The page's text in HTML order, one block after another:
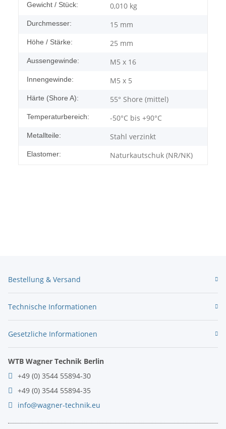
Gewicht / Stück: 0,010 kg
Durchmesser: 15 mm
Höhe / Stärke: 25 mm
Aussengewinde: M5 x 16
Innengewinde: M5 x 5
Härte (Shore A): 55° Shore (mittel)
Temperaturbereich: -50°C bis +90°C
Metallteile: Stahl verzinkt
Elastomer: Naturkautschuk (NR/NK)
Bestellung & Versand
Technische Informationen
Gesetzliche Informationen
WTB Wagner Technik Berlin
+49 (0) 3544 55894-30
+49 (0) 3544 55894-35
info@wagner-technik.eu